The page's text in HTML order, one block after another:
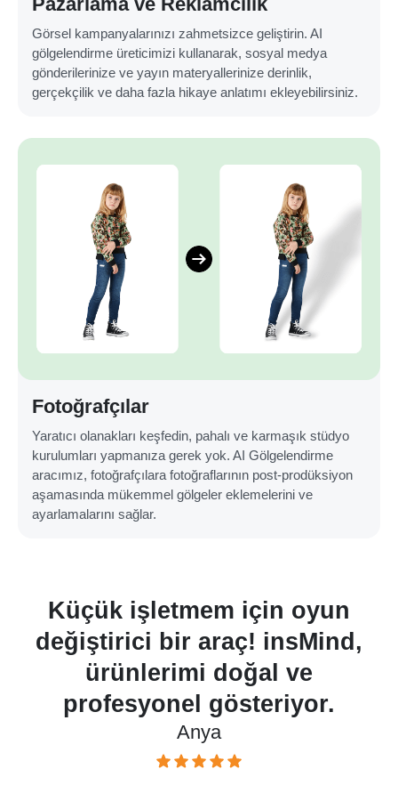
Görsel kampanyalarınızı zahmetsizce geliştirin. AI
gölgelendirme üreticimizi kullanarak, sosyal medya
gönderilerinize ve yayın materyallerinize derinlik,
gerçekçilik ve daha fazla hikaye anlatımı ekleyebilirsiniz.
Fotoğrafçılar
Yaratıcı olanakları keşfedin, pahalı ve karmaşık stüdyo
kurulumları yapmanıza gerek yok. AI Gölgelendirme
aracımız, fotoğrafçılara fotoğraflarının post-prodüksiyon
aşamasında mükemmel gölgeler eklemelerini ve
ayarlamalarını sağlar.
Küçük işletmem için oyun
değiştirici bir araç! insMind,
ürünlerimi doğal ve
profesyonel gösteriyor.
Anya